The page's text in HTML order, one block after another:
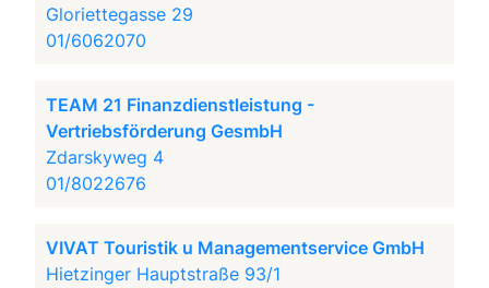
Gloriettegasse 29
01/6062070
TEAM 21 Finanzdienstleistung -
Vertriebsförderung GesmbH
Zdarskyweg 4
01/8022676
VIVAT Touristik u Managementservice GmbH
Hietzinger Hauptstraße 93/1